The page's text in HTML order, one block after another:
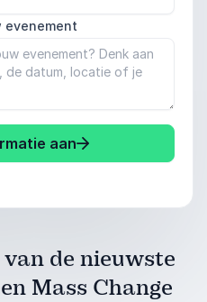
evenement
aan
de nieuwste
Mass Change